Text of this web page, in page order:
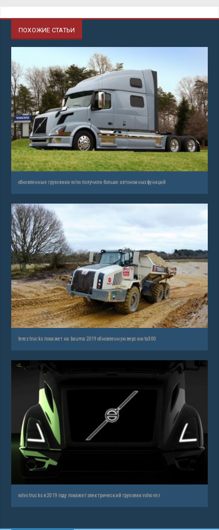
ПОХОЖИЕ СТАТЬИ
обновленные грузовики volvo получили больше автономных функций
terex trucks покажет на bauma 2019 обновленную версию ta300
volvo trucks в 2019 году покажет электрический грузовик volvo vnr